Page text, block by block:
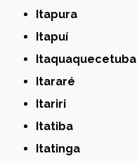
Itapura
Itapuí
Itaquaquecetuba
Itararé
Itariri
Itatiba
Itatinga